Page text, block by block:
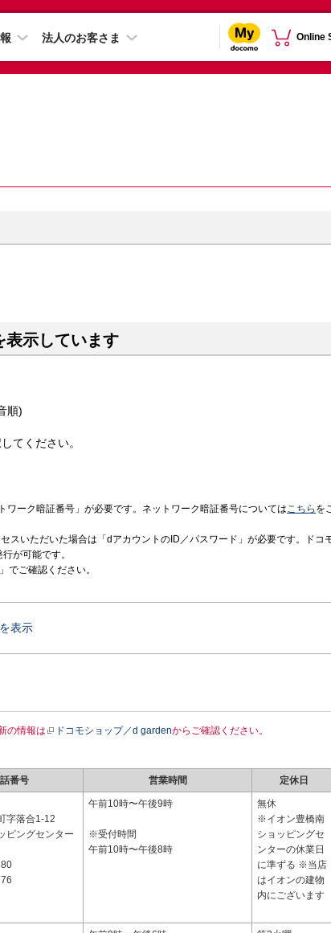
法人のお客さま Online
表示しています
順)
てください。
ワーク暗証番号」が必要です。ネットワーク暗証番号についてはこちら を
スいただいた場合は「dアカウントのID／パスワード」が必要です。ドコ
が可能です。
」でご確認ください。
表示
の情報は ドコモショップ／d gardenからご確認ください。
番号 営業時間 定休日
字落合1-12
ピングセンター
午前10時〜午後9時
※受付時間
午前10時〜午後8時
無休
※イオン豊橋南
ショッピングセ
ンターの休業日
に準ずる ※当店
はイオンの建物
内にございます